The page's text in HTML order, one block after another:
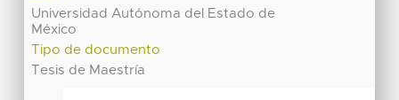
Universidad Autónoma del Estado de
México
Tipo de documento
Tesis de Maestría